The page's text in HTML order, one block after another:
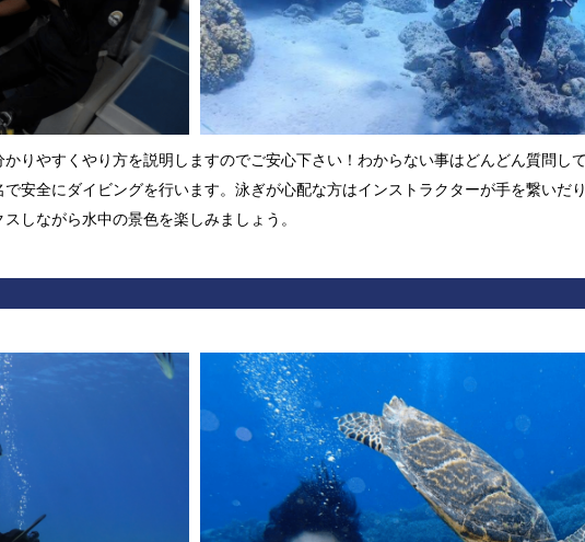
りやすくやり方を説明しますのでご安心下さい！わからない事はどんどん質問し
安全にダイビングを行います。泳ぎが心配な方はインストラクターが手を繋いだ
しながら水中の景色を楽しみましょう。